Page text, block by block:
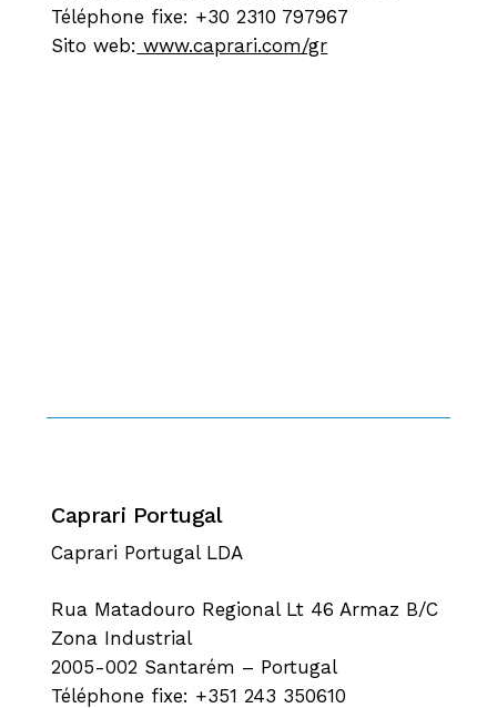
Téléphone fixe: +30 2310 797967
Sito web: www.caprari.com/gr
Caprari Portugal
Caprari Portugal LDA
Rua Matadouro Regional Lt 46 Armaz B/C
Zona Industrial
2005-002 Santarém – Portugal
Téléphone fixe: +351 243 350610